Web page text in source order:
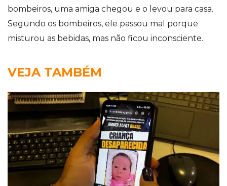
bombeiros, uma amiga chegou e o levou para casa.
Segundo os bombeiros, ele passou mal porque
misturou as bebidas, mas não ficou inconsciente.
VEJA TAMBÉM